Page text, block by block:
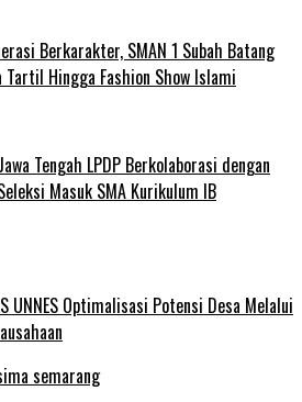
Berkarakter, SMAN 1 Subah Batang
Tartil Hingga Fashion Show Islami
Tengah LPDP Berkolaborasi dengan
Masuk SMA Kurikulum IB
UNNES Optimalisasi Potensi Desa Melalui